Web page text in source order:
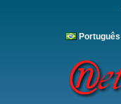
Português